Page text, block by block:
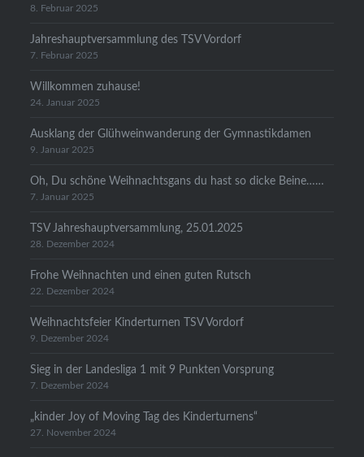
8. Februar 2025
Jahreshauptversammlung des TSV Vordorf
7. Februar 2025
Willkommen zuhause!
24. Januar 2025
Ausklang der Glühweinwanderung der Gymnastikdamen
9. Januar 2025
Oh, Du schöne Weihnachtsgans du hast so dicke Beine……
7. Januar 2025
TSV Jahreshauptversammlung, 25.01.2025
28. Dezember 2024
Frohe Weihnachten und einen guten Rutsch
22. Dezember 2024
Weihnachtsfeier Kinderturnen TSV Vordorf
9. Dezember 2024
Sieg in der Landesliga 1 mit 9 Punkten Vorsprung
7. Dezember 2024
„kinder Joy of Moving Tag des Kinderturnens“
27. November 2024